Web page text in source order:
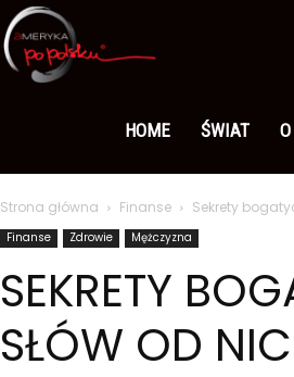
po
polsku
HOME ŚWIAT
Strona główna Finanse Sekrety
Finanse Zdrowie Mężczyzna
SEKRETY
SŁÓW OD